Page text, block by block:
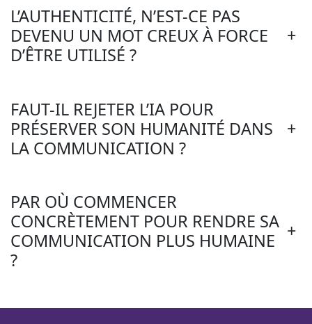
L’AUTHENTICITÉ, N’EST-CE PAS
DEVENU UN MOT CREUX À FORCE
D’ÊTRE UTILISÉ ?
+
FAUT-IL REJETER L’IA POUR
PRÉSERVER SON HUMANITÉ DANS
LA COMMUNICATION ?
+
PAR OÙ COMMENCER
CONCRÈTEMENT POUR RENDRE SA
COMMUNICATION PLUS HUMAINE
?
+